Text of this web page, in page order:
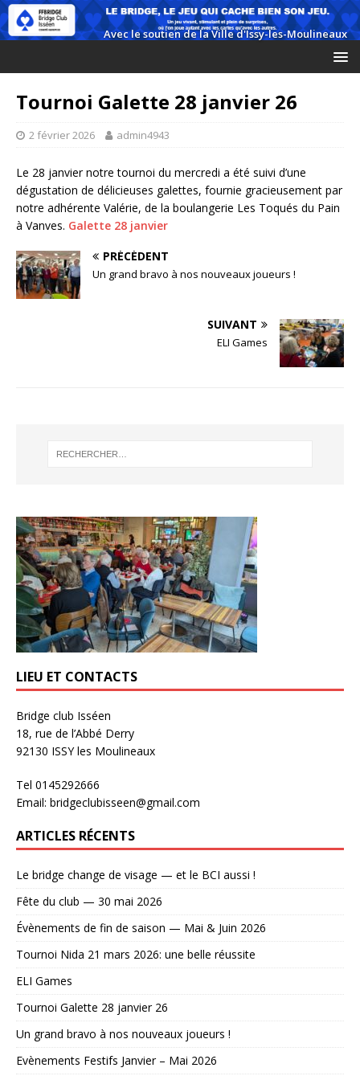
Tournoi Galette 28 janvier 26
2 février 2026 admin4943
Le 28 janvier notre tournoi du mercredi a été suivi d’une
dégustation de délicieuses galettes, fournie gracieusement par
notre adhérente Valérie, de la boulangerie Les Toqués du Pain
à Vanves. Galette 28 janvier
PRÉCÉDENT
Un grand bravo à nos nouveaux joueurs !
SUIVANT
ELI Games
LIEU ET CONTACTS
Bridge club Isséen
18, rue de l’Abbé Derry
92130 ISSY les Moulineaux
Tel 0145292666
Email: bridgeclubisseen@gmail.com
ARTICLES RÉCENTS
Le bridge change de visage — et le BCI aussi !
Fête du club — 30 mai 2026
Évènements de fin de saison — Mai & Juin 2026
Tournoi Nida 21 mars 2026: une belle réussite
ELI Games
Tournoi Galette 28 janvier 26
Un grand bravo à nos nouveaux joueurs !
Evènements Festifs Janvier – Mai 2026